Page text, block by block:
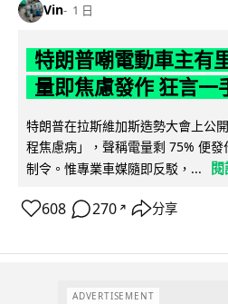
Vin 1 日
特朗普嘲電動車主有
量即焦慮發作 狂言一
特朗普在拉斯維加斯造勢大會上公
程焦慮病」，聲稱電量剩 75% 便
制令。惟專業車媒隨即反駁，...
608 270 ↗ 分享
ADVERTISEMENT